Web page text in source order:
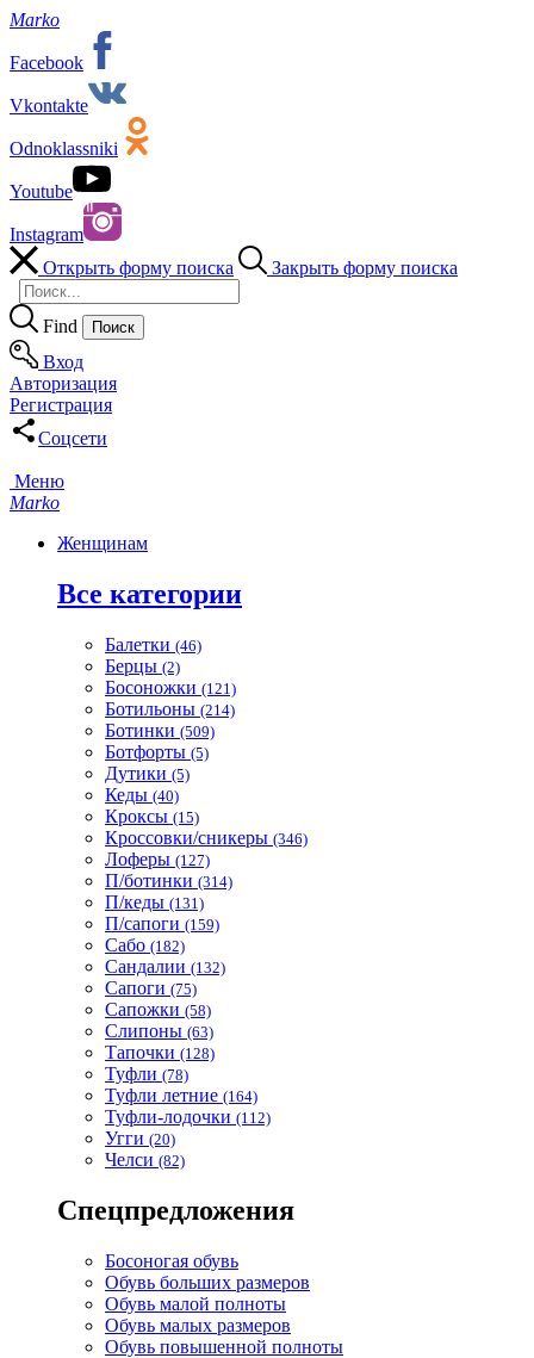
Marko
Facebook
Vkontakte
Odnoklassniki
Youtube
Instagram
Открыть форму поиска
Закрыть форму поиска
Find
Вход
Авторизация
Регистрация
Соцсети
Меню
Marko
Женщинам
Все категории
Балетки (46)
Берцы (2)
Босоножки (121)
Ботильоны (214)
Ботинки (509)
Ботфорты (5)
Дутики (5)
Кеды (40)
Кроксы (15)
Кроссовки/сникеры (346)
Лоферы (127)
П/ботинки (314)
П/кеды (131)
П/сапоги (159)
Сабо (182)
Сандалии (132)
Сапоги (75)
Сапожки (58)
Слипоны (63)
Тапочки (128)
Туфли (78)
Туфли летние (164)
Туфли-лодочки (112)
Угги (20)
Челси (82)
Спецпредложения
Босоногая обувь
Обувь больших размеров
Обувь малой полноты
Обувь малых размеров
Обувь повышенной полноты